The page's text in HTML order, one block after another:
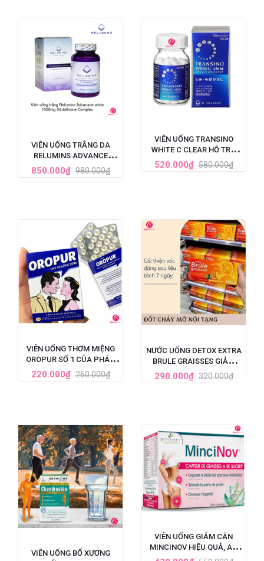
VIÊN UỐNG TRẮNG DA
RELUMINS ADVANCE
WHITE GLUTATHIONE
COMPLEX (1650MG X 90
850.000₫ 980.000₫
VIÊN UỐNG TRANSINO
WHITE C CLEAR HỖ TRỢ
TRẮNG DA CẢI THIỆN NÁM
120 VIÊN (MẪU MỚI NHẤT)
520.000₫ 580.000₫
VIÊN UỐNG THƠM MIỆNG
OROPUR SỐ 1 CỦA PHÁP,
ĐẶC TRỊ HÔI MIỆNG
220.000₫ 260.000₫
NƯỚC UỐNG DETOX EXTRA
BRULE GRAISSES GIẢM
CÂN VÀ GIẢM MỠ NỘI
TẠNG CỦA PHÁP - 7 ỐNG X
290.000₫ 320.000₫
VIÊN UỐNG BỔ XƯƠNG
VIÊN UỐNG GIẢM CÂN
MINCINOV HIỆU QUẢ, AN
TOÀN SỐ 1 TẠI PHÁP - HỘP